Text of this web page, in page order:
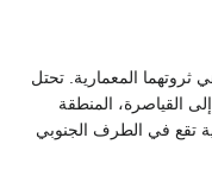
ثروتهما المعمارية. تحتل
القياصرة، المنطقة
تقع في الطرف الجنوبي